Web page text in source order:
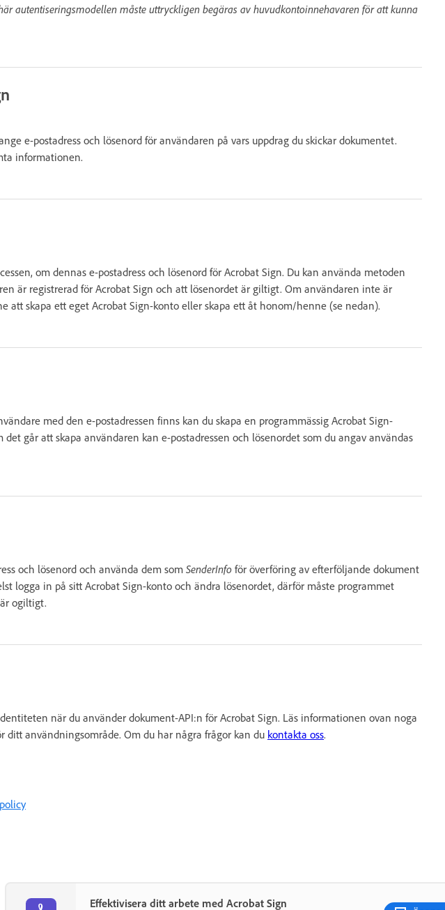
autentiseringsmodellen måste uttryckligen begäras av huvudkontoinnehavaren för att kunna
e-postadress och lösenord för användaren på vars uppdrag du skickar dokumentet.
informationen.
om dennas e-postadress och lösenord för Acrobat Sign. Du kan använda metoden
är registrerad för Acrobat Sign och att lösenordet är giltigt. Om användaren inte är
att skapa ett eget Acrobat Sign-konto eller skapa ett åt honom/henne (se nedan).
med den e-postadressen finns kan du skapa en programmässig Acrobat Sign-
går att skapa användaren kan e-postadressen och lösenordet som du angav användas
och lösenord och använda dem som SenderInfo för överföring av efterföljande dokument
logga in på sitt Acrobat Sign-konto och ändra lösenordet, därför måste programmet
ogiltigt.
när du använder dokument-API:n för Acrobat Sign. Läs informationen ovan noga
användningsområde. Om du har några frågor kan du kontakta oss.
Effektivisera ditt arbete med Acrobat Sign